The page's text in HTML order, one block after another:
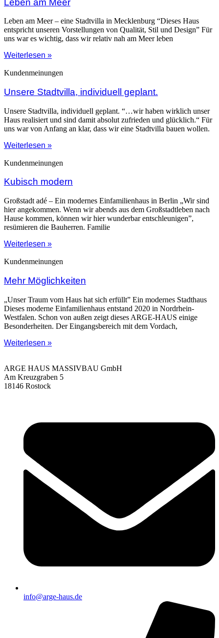
Leben am Meer – eine Stadtvilla in Mecklenburg “Dieses Haus
entspricht unseren Vorstellungen von Qualität, Stil und Design” Für
uns war es wichtig, dass wir relativ nah am Meer leben
Weiterlesen »
Kundenmeinungen
Unsere Stadtvilla, individuell geplant.
Unsere Stadtvilla, individuell geplant. “…wir haben wirklich unser
Haus realisiert und sind damit absolut zufrieden und glücklich.“ Für
uns war von Anfang an klar, dass wir eine Stadtvilla bauen wollen.
Weiterlesen »
Kundenmeinungen
Kubisch modern
Großstadt adé – Ein modernes Einfamilienhaus in Berlin „Wir sind
hier angekommen. Wenn wir abends aus dem Großstadtleben nach
Hause kommen, können wir hier wunderbar entschleunigen”,
resümieren die Bauherren. Familie
Weiterlesen »
Kundenmeinungen
Mehr Möglichkeiten
„Unser Traum vom Haus hat sich erfüllt” Ein modernes Stadthaus
Dieses moderne Einfamilienhaus entstand 2020 in Nordrhein-
Westfalen. Schon von außen zeigt dieses ARGE-HAUS einige
Besonderheiten. Der Eingangsbereich mit dem Vordach,
Weiterlesen »
ARGE HAUS MASSIVBAU GmbH
Am Kreuzgraben 5
18146 Rostock
info@arge-haus.de